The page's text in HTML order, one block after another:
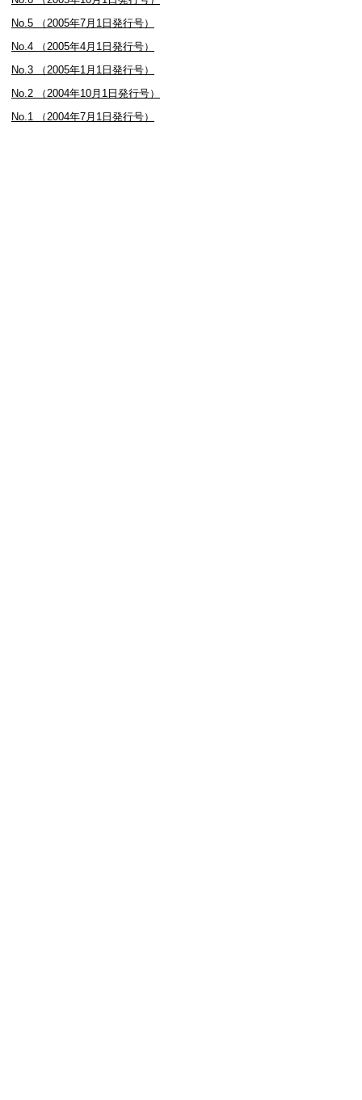
No.5 （2005年7月1日発行号）
No.4 （2005年4月1日発行号）
No.3 （2005年1月1日発行号）
No.2 （2004年10月1日発行号）
No.1 （2004年7月1日発行号）